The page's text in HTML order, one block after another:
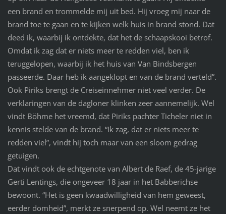
een brand en trommelde mij uit bed. Hij vroeg mij naar de
brand toe te gaan en te kijken welk huis in brand stond. Dat
deed ik, waarbij ik ontdekte, dat het de schaapskooi betrof.
Omdat ik zag dat er niets meer te redden viel, ben ik
teruggelopen, waarbij ik het huis van Van Bindsbergen
passeerde. Daar heb ik aangeklopt en van de brand verteld”.
Ook Piriks brengt de Creiseinnehmer niet veel verder. De
verklaringen van de dagloner klinken zeer aannemelijk. Wel
vindt Böhme het vreemd, dat Piriks pachter Ticheler niet in
kennis stelde van de brand. “Ik zag, dat er niets meer te
redden viel”, vindt hij toch maar van een sloom gedrag
getuigen.
Dat vindt ook de echtgenote van Albert de Raef, de 45-jarige
Gerti Lentings, die ongeveer 18 jaar in het Babberichse
bewoont. “Het is geen kwaadwilligheid van hem geweest,
eerder domheid”, merkt ze snerpend op. Wel neemt ze het